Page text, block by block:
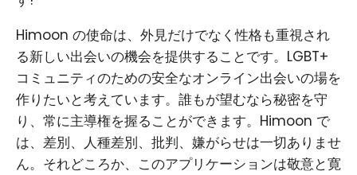
Himoon の使命は、外見だけでなく性格も重視され
る新しい出会いの機会を提供することです。LGBT+
コミュニティのための安全なオンライン出会いの場を
作りたいと考えています。誰もが望むなら秘密を守
り、常に主導権を握ることができます。Himoon で
は、差別、人種差別、批判、嫌がらせは一切ありませ
ん。それどころか、このアプリケーションは敬意と寛